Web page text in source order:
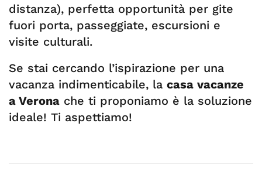
distanza), perfetta opportunità per gite
fuori porta, passeggiate, escursioni e
visite culturali.
Se stai cercando l’ispirazione per una
vacanza indimenticabile, la casa vacanze
a Verona che ti proponiamo è la soluzione
ideale! Ti aspettiamo!